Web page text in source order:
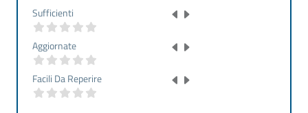
Sufficienti
Aggiornate
Facili Da Reperire